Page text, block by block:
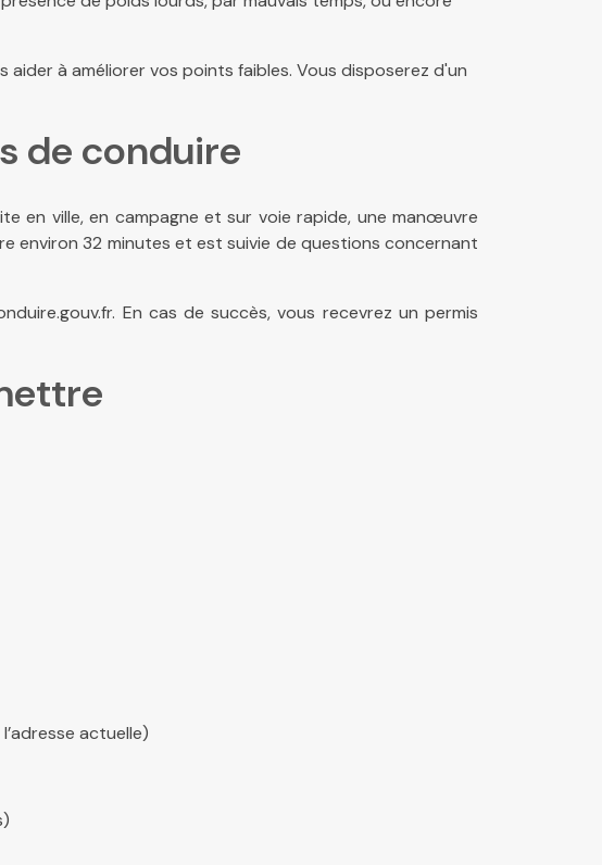
à améliorer vos points faibles. Vous disposerez d'un
de conduire
en ville, en campagne et sur voie rapide, une manœuvre
environ 32 minutes et est suivie de questions concernant
En cas de succès, vous recevrez un permis
actuelle)